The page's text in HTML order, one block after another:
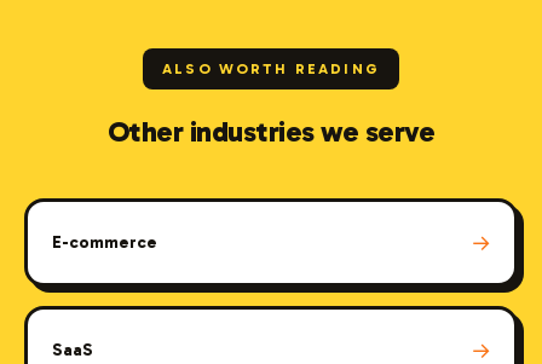
ALSO WORTH READING
Other industries we serve
E-commerce →
SaaS →